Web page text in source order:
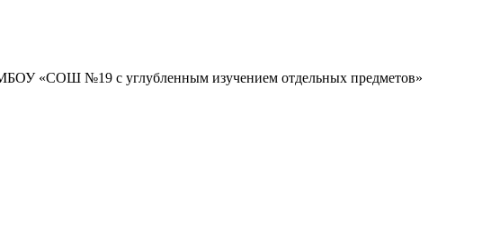
МБОУ «СОШ №19 с углубленным изучением отдельных предметов»